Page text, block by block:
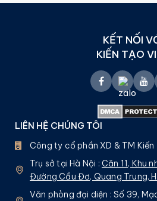
KẾT NỐI
KIẾN TẠO
LIÊN HỆ CHÚNG TÔI
Công ty cổ phần XD & TM
Trụ sở tại Hà Nội : Căn 11, Khu
Đường Cầu Đơ, Quang Trung,
Văn phòng đại diện : Số 39,